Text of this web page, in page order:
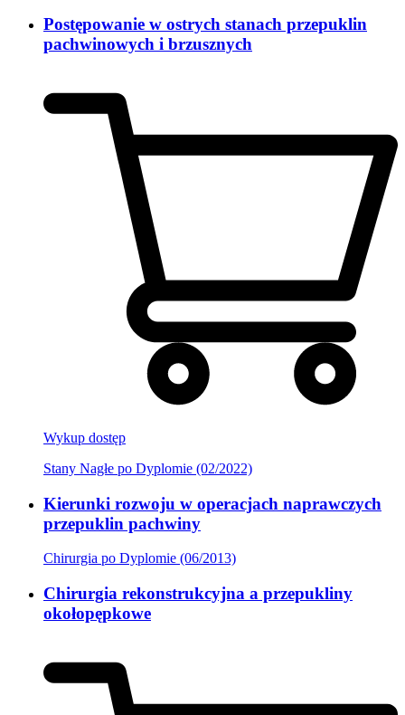
Postępowanie w ostrych stanach przepuklin
pachwinowych i brzusznych
Wykup dostęp
Stany Nagłe po Dyplomie (02/2022)
Kierunki rozwoju w operacjach naprawczych
przepuklin pachwiny
Chirurgia po Dyplomie (06/2013)
Chirurgia rekonstrukcyjna a przepukliny
okołopępkowe